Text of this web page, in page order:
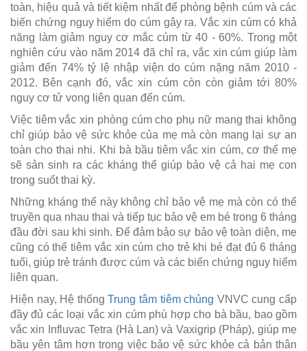
toàn, hiệu quả và tiết kiệm nhất để phòng bệnh cúm và các
biến chứng nguy hiểm do cúm gây ra. Vắc xin cúm có khả
năng làm giảm nguy cơ mắc cúm từ 40 - 60%. Trong một
nghiên cứu vào năm 2014 đã chỉ ra, vắc xin cúm giúp làm
giảm đến 74% tỷ lệ nhập viện do cúm nặng năm 2010 -
2012. Bên cạnh đó, vắc xin cúm còn còn giảm tới 80%
nguy cơ tử vong liên quan đến cúm.
Việc tiêm vắc xin phòng cúm cho phụ nữ mang thai không
chỉ giúp bảo vệ sức khỏe của mẹ mà còn mang lại sự an
toàn cho thai nhi. Khi bà bầu tiêm vắc xin cúm, cơ thể mẹ
sẽ sản sinh ra các kháng thể giúp bảo vệ cả hai mẹ con
trong suốt thai kỳ.
Những kháng thể này không chỉ bảo vệ mẹ mà còn có thể
truyền qua nhau thai và tiếp tục bảo vệ em bé trong 6 tháng
đầu đời sau khi sinh. Để đảm bảo sự bảo vệ toàn diện, mẹ
cũng có thể tiêm vắc xin cúm cho trẻ khi bé đạt đủ 6 tháng
tuổi, giúp trẻ tránh được cúm và các biến chứng nguy hiểm
liên quan.
Hiện nay, Hệ thốngTrung tâm tiêm chủng VNVC cung cấp
đầy đủ các loại vắc xin cúm phù hợp cho bà bầu, bao gồm
vắc xin Influvac Tetra (Hà Lan) và Vaxigrip (Pháp), giúp mẹ
bầu yên tâm hơn trong việc bảo vệ sức khỏe cả bản thân